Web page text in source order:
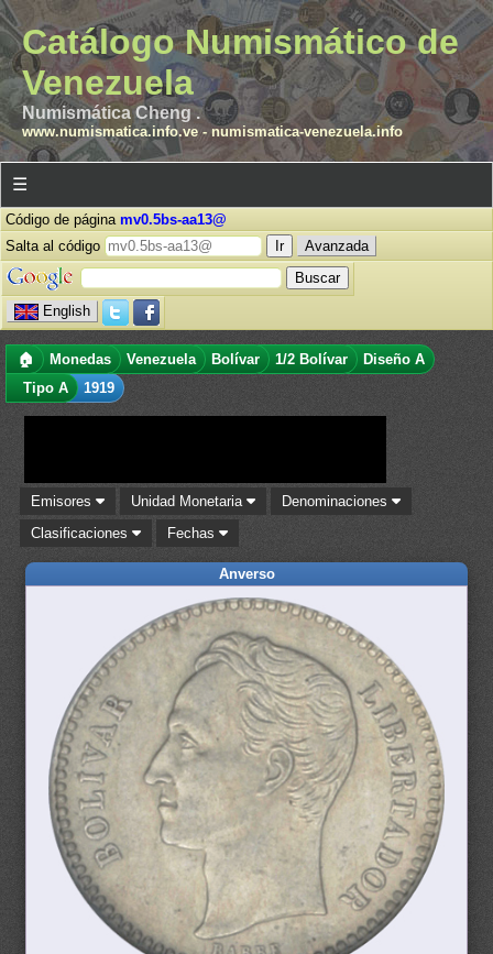
Catálogo Numismático de
Venezuela
Numismática Cheng .
www.numismatica.info.ve- numismatica-venezuela.info
☰
Código de página mv0.5bs-aa13@
Salta al código
Avanzada
English
🏠 Monedas Venezuela Bolívar 1/2 Bolívar
Diseño A
Tipo A
1919
Emisores Unidad Monetaria
Denominaciones
Clasificaciones
Fechas
Anverso